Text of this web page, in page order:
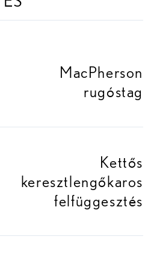
MacPherson
rugóstag
Kettős
keresztlengőkaros
felfüggesztés